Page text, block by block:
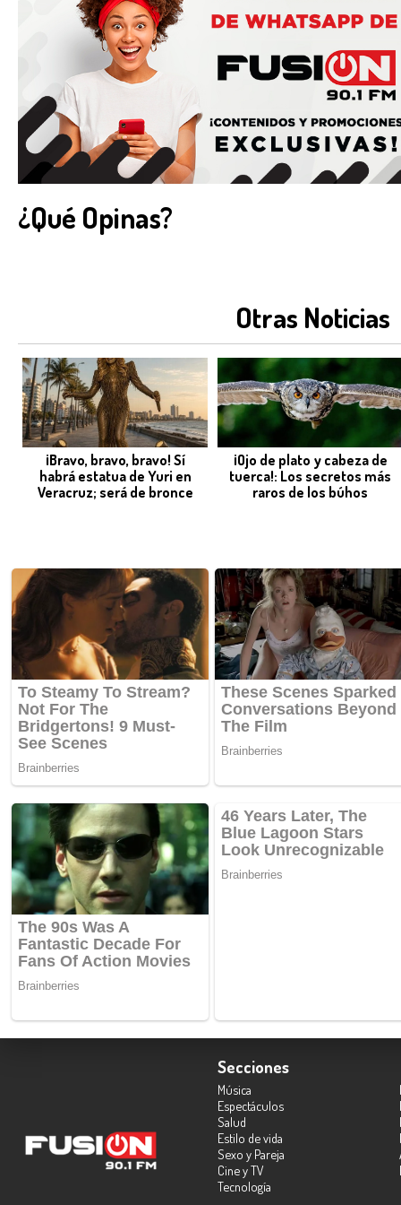
¿Qué Opinas?
Otras Noticias
¡Bravo, bravo, bravo! Sí
habrá estatua de Yuri en
Veracruz; será de bronce
¡Ojo de plato y cabeza de
tuerca!: Los secretos más
raros de los búhos
Secciones
Música
Espectáculos
Salud
Estilo de vida
Sexo y Pareja
Cine y TV
Tecnología